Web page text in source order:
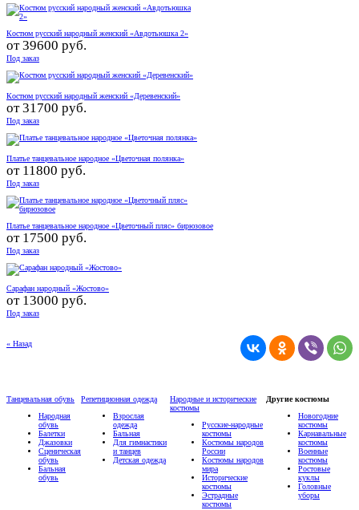
Костюм русский народный женский «Авдотьюшка 2»
от39600 руб.
Под заказ
Костюм русский народный женский «Деревенский»
от31700 руб.
Под заказ
Платье танцевальное народное «Цветочная полянка»
от 11800 руб.
Под заказ
Платье танцевальное народное «Цветочный пляс» бирюзовое
от 17500 руб.
Под заказ
Сарафан народный «Жостово»
от 13000 руб.
Под заказ
« Назад
Танцевальная обувь
Народная
обувь
Балетки
Джазовки
Сценическая
обувь
Бальная
обувь
Репетиционная одежда
Взрослая
одежда
Бальная
Для гимнастики
и танцев
Детская одежда
Народные и исторические
костюмы
Русские-народные
костюмы
Костюмы народов
России
Костюмы народов
мира
Исторические
костюмы
Эстрадные
костюмы
Другие костюмы
Новогодние
костюмы
Карнавальные
костюмы
Военные
костюмы
Ростовые
куклы
Головные
уборы